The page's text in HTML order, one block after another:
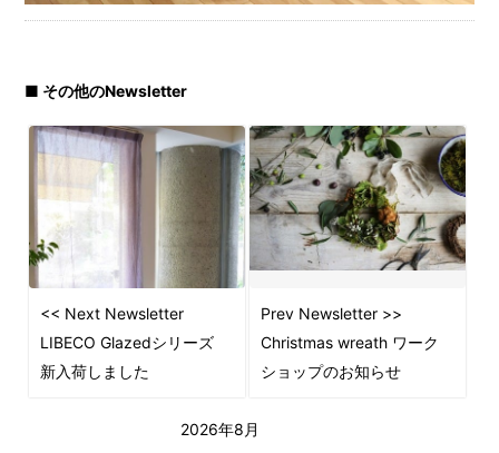
■ その他のNewsletter
<< Next Newsletter
LIBECO Glazedシリーズ
新入荷しました
Prev Newsletter >>
Christmas wreath ワーク
ショップのお知らせ
2026年8月